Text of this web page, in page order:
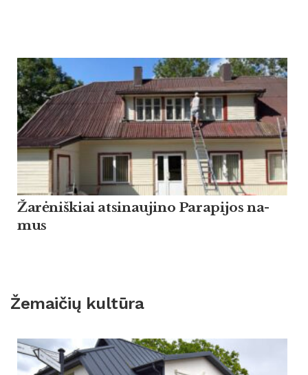
Žarė­niš­kiai at­si­nau­ji­no Pa­ra­pi­jos na­
mus
Žemaičių kultūra